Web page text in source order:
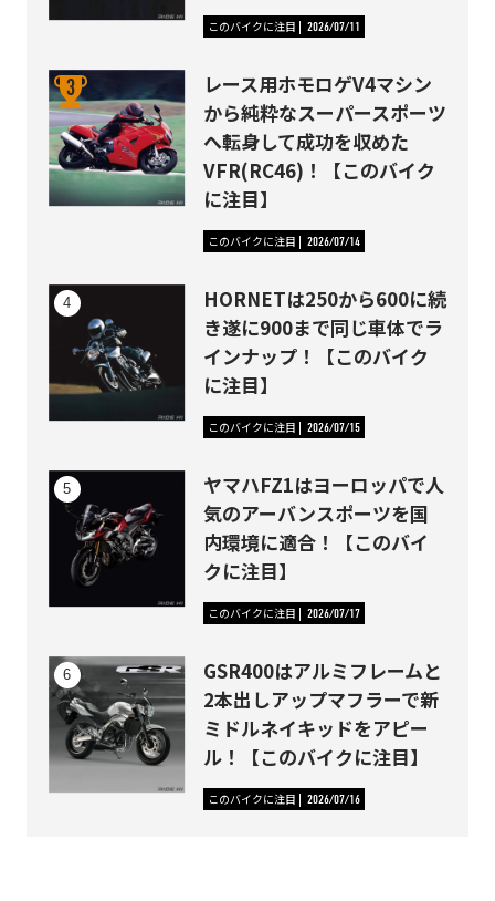
このバイクに注目 2026/07/11
レース用ホモロゲV4マシン
から純粋なスーパースポーツ
へ転身して成功を収めた
VFR(RC46)！【このバイク
に注目】
このバイクに注目 2026/07/14
HORNETは250から600に続
き遂に900まで同じ車体でラ
インナップ！【このバイク
に注目】
このバイクに注目 2026/07/15
ヤマハFZ1はヨーロッパで人
気のアーバンスポーツを国
内環境に適合！【このバイ
クに注目】
このバイクに注目 2026/07/17
GSR400はアルミフレームと
2本出しアップマフラーで新
ミドルネイキッドをアピー
ル！【このバイクに注目】
このバイクに注目 2026/07/16